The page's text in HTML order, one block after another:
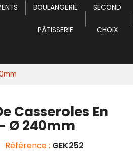
BOULANGERIE
PÂTISSERIE
SECOND
CHOIX
Casseroles En
Ø 240mm
Référence : GEK252